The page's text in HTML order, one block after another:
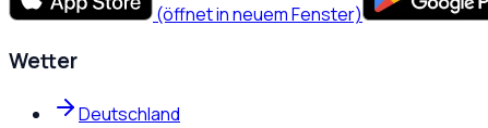
(öffnet in neuem Fenster)
Wetter
Deutschland